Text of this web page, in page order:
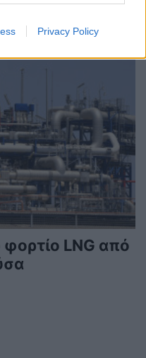
Privacy Policy
LNG από